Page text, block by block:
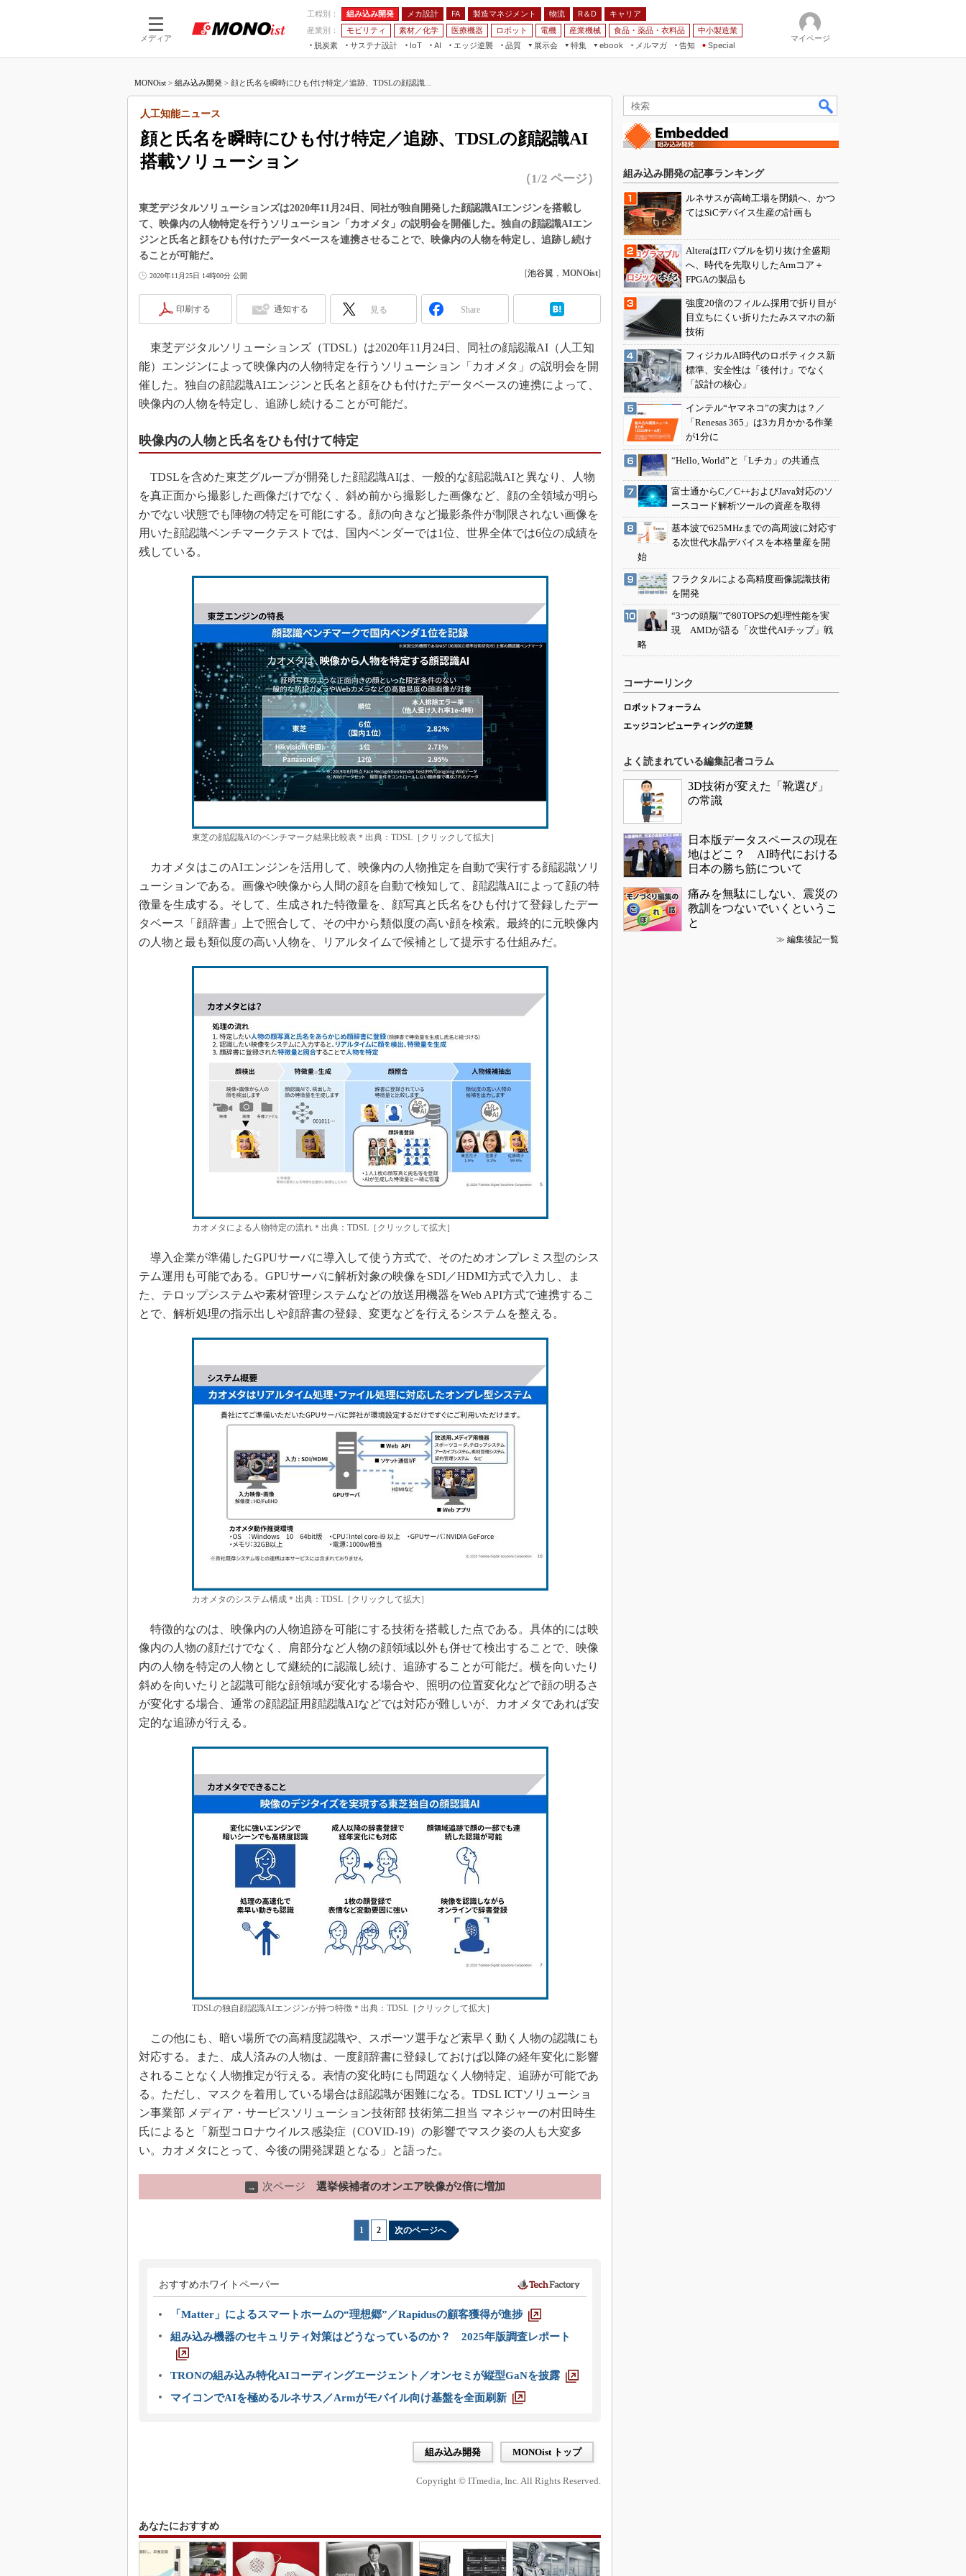
メディア
工程別： 組み込み開発 メカ設計 FA 製造マネジメント 物流 R＆D
キャリア
産業別：
モビリティ 素材／化学 医療機器 ロボット 電機 産業機械 食品・薬品・衣料品
中小製造業
脱炭素
サステナ設計
IoT
つながる工場
AI
AI×設備保全
エッジ逆襲 品質
展示会
JIMTOF
IIFES
TECHNO-FRONTIER
人テク展
日本ものづくりワールド
AUTOMOTIVE WORLD
特集
つながるクルマ
VR／AR
組み込みモデリング
Windows Embedded
無償設計ツール
3Dプリンタ
デジタルツインとCAE
S＆OP
インダストリー4.0
植物工場
知財マネジメント
海外生産
ebook
メルマガ
告知 Special
マイページ
MONOist > 組み込み開発 > 顔と氏名を瞬時にひも付け特定／追跡、TDSLの顔認識...
顔と氏名を瞬時にひも付け特定／追跡、TDSLの顔認識AI
搭載ソリューション
人工知能ニュース
（1/2 ページ）
東芝デジタルソリューションズは2020年11月24日、同社が独自開発した顔認識AIエンジンを搭載し
て、映像内の人物特定を行うソリューション「カオメタ」の説明会を開催した。独自の顔認識AIエン
ジンと氏名と顔をひも付けたデータベースを連携させることで、映像内の人物を特定し、追跡し続け
ることが可能だ。
2020年11月25日 14時00分 公開 [池谷翼 ， MONOist]
印刷する 通知する 見る Share
東芝デジタルソリューションズ（TDSL）は2020年11月24日、同社の顔認識AI（人工知
能）エンジンによって映像内の人物特定を行うソリューション「カオメタ」の説明会を開
催した。独自の顔認識AIエンジンと氏名と顔をひも付けたデータベースの連携によって、
映像内の人物を特定し、追跡し続けることが可能だ。
映像内の人物と氏名をひも付けて特定
TDSLを含めた東芝グループが開発した顔認識AIは、一般的な顔認識AIと異なり、人物
を真正面から撮影した画像だけでなく、斜め前から撮影した画像など、顔の全領域が明ら
かでない状態でも陣物の特定を可能にする。顔の向きなど撮影条件が制限されない画像を
用いた顔認識ベンチマークテストでは、国内ベンダーでは1位、世界全体では6位の成績を
残している。
東芝の顔認識AIのベンチマーク結果比較表＊出典：TDSL［クリックして拡大］
カオメタはこのAIエンジンを活用して、映像内の人物推定を自動で実行する顔認識ソリ
ューションである。画像や映像から人間の顔を自動で検知して、顔認識AIによって顔の特
徴量を生成する。そして、生成された特徴量を、顔写真と氏名をひも付けて登録したデー
タベース「顔辞書」上で照合して、その中から類似度の高い顔を検索。最終的に元映像内
の人物と最も類似度の高い人物を、リアルタイムで候補として提示する仕組みだ。
カオメタによる人物特定の流れ＊出典：TDSL［クリックして拡大］
導入企業が準備したGPUサーバに導入して使う方式で、そのためオンプレミス型のシス
テム運用も可能である。GPUサーバに解析対象の映像をSDI／HDMI方式で入力し、ま
た、テロップシステムや素材管理システムなどの放送用機器をWeb API方式で連携するこ
とで、解析処理の指示出しや顔辞書の登録、変更などを行えるシステムを整える。
カオメタのシステム構成＊出典：TDSL［クリックして拡大］
特徴的なのは、映像内の人物追跡を可能にする技術を搭載した点である。具体的には映
像内の人物の顔だけでなく、肩部分など人物の顔領域以外も併せて検出することで、映像
内の人物を特定の人物として継続的に認識し続け、追跡することが可能だ。横を向いたり
斜めを向いたりと認識可能な顔領域が変化する場合や、照明の位置変化などで顔の明るさ
が変化する場合、通常の顔認証用顔認識AIなどでは対応が難しいが、カオメタであれば安
定的な追跡が行える。
TDSLの独自顔認識AIエンジンが持つ特徴＊出典：TDSL［クリックして拡大］
この他にも、暗い場所での高精度認識や、スポーツ選手など素早く動く人物の認識にも
対応する。また、成人済みの人物は、一度顔辞書に登録しておけば以降の経年変化に影響
されることなく人物推定が行える。表情の変化時にも問題なく人物特定、追跡が可能であ
る。ただし、マスクを着用している場合は顔認識が困難になる。TDSL ICTソリューショ
ン事業部 メディア・サービスソリューション技術部 技術第二担当 マネジャーの村田時生
氏によると「新型コロナウイルス感染症（COVID-19）の影響でマスク姿の人も大変多
い。カオメタにとって、今後の開発課題となる」と語った。
→ 次ページ 選挙候補者のオンエア映像が2倍に増加
1 2 次のページへ
おすすめホワイトペーパー
「Matter」によるスマートホームの“理想郷”／Rapidusの顧客獲得が進捗
組み込み機器のセキュリティ対策はどうなっているのか？ 2025年版調査レポート
TRONの組み込み特化AIコーディングエージェント／オンセミが縦型GaNを披露
マイコンでAIを極めるルネサス／Armがモバイル向け基盤を全面刷新
組み込み開発 MONOist トップ
Copyright © ITmedia, Inc. All Rights Reserved.
あなたにおすすめ
組み込み開発の記事ランキング
ルネサスが高崎工場を閉鎖へ、かつ
てはSiCデバイス生産の計画も
AlteraはITバブルを切り抜け全盛期
へ、時代を先取りしたArmコア＋
FPGAの製品も
強度20倍のフィルム採用で折り目が
目立ちにくい折りたたみスマホの新
技術
フィジカルAI時代のロボティクス新
標準、安全性は「後付け」でなく
「設計の核心」
インテル“ヤマネコ”の実力は？／
「Renesas 365」は3カ月かかる作業
が1分に
“Hello, World”と「Lチカ」の共通点
富士通からC／C++およびJava対応のソ
ースコード解析ツールの資産を取得
基本波で625MHzまでの高周波に対応す
る次世代水晶デバイスを本格量産を開
始
フラクタルによる高精度画像認識技術
を開発
“3つの頭脳”で80TOPSの処理性能を実
現 AMDが語る「次世代AIチップ」戦
略
コーナーリンク
ロボットフォーラム
エッジコンピューティングの逆襲
よく読まれている編集記者コラム
3D技術が変えた「靴選び」
の常識
日本版データスペースの現在
地はどこ？ AI時代における
日本の勝ち筋について
痛みを無駄にしない、震災の
教訓をつないでいくというこ
と
≫ 編集後記一覧